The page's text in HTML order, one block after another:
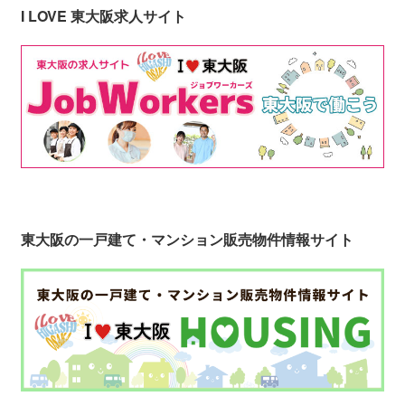
I LOVE 東大阪求人サイト
東大阪の一戸建て・マンション販売物件情報サイト